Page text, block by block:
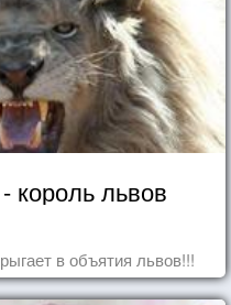
король львов
в объятия львов!!!